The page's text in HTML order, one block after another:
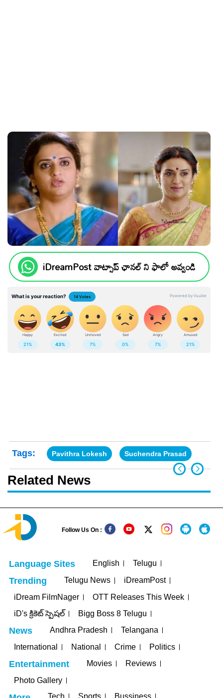
iDreamPost వాట్సాప్ ఛానల్ ని ఫాలో అవ్వండి
Tags: Pavithra Lokesh Suchendra Prasad
Related News
Follow Us On :
Language Sites English Telugu
Trending Telugu News
iDreamPost
iDream FilmNager
OTT Releases This Week
iD's క్రికెట్ స్పెషల్
Bigg Boss 8 Telugu
News Andhra Pradesh
Telangana
International
National Crime Politics
Entertainment Movies
Reviews
Photo Gallery